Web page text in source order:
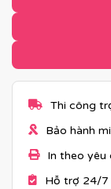
Thi công
Bảo hành
In theo yêu
Hỗ trợ 24/7